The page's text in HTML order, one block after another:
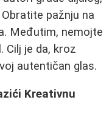
pažnju na
Međutim, nemojte
Cilj je da, kroz
autentičan glas.
Kreativnu